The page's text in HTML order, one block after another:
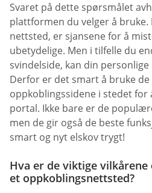
Svaret på dette spørsmålet
plattformen du velger å
nettsted, er sjansene for å
ubetydelige. Men i tilfelle du
svindelside, kan din
Derfor er det smart å bruke de
oppkoblingssidene i stedet
portal. Ikke bare er de
men de gir også de beste
smart og nyt elskov trygt!
Hva er de viktige
et oppkoblingsnettsted?